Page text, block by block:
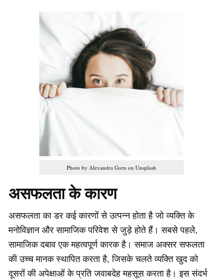
Photo by Alexandra Gorn on Unsplash
असफलता के कारण
असफलता का डर कई कारणों से उत्पन्न होता है जो व्यक्ति के
मनोविज्ञान और सामाजिक परिवेश से जुड़े होते हैं। सबसे पहले,
सामाजिक दबाव एक महत्वपूर्ण कारक है। समाज अक्सर सफलता
की उच्च मानक स्थापित करता है, जिसके चलते व्यक्ति खुद को
दूसरों की अपेक्षाओं के प्रति जवाबदेह महसूस करता है। इस संदर्भ